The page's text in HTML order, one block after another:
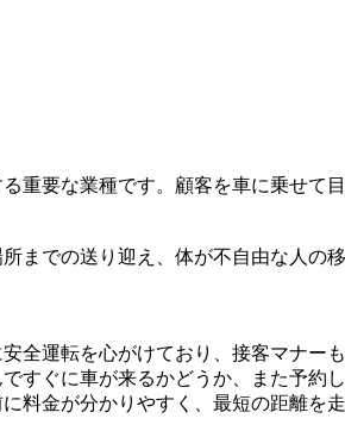
重要な業種です。顧客を車に乗せて
までの送り迎え、体が不自由な人
全運転を心がけており、接客マナー
すぐに車が来るかどうか、また予約
料金が分かりやすく、最短の距離を